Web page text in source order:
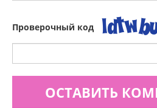
Проверочный код
ОСТАВИТЬ